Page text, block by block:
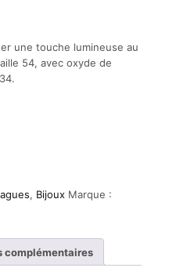
une touche lumineuse au
54, avec oxyde de
, Bijoux Marque :
complémentaires